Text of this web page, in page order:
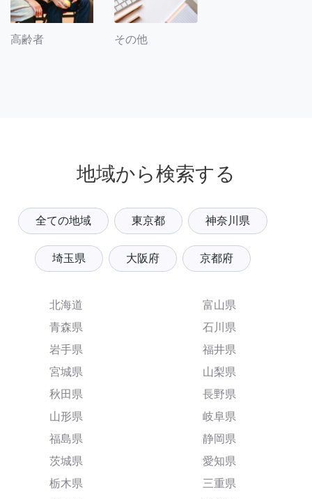
高齢者 その他
地域から検索する
全ての地域 東京都 神奈川県
埼玉県 大阪府 京都府
北海道
青森県
岩手県
宮城県
秋田県
山形県
福島県
茨城県
栃木県
富山県
石川県
福井県
山梨県
長野県
岐阜県
静岡県
愛知県
三重県